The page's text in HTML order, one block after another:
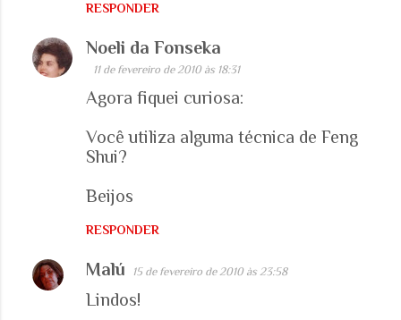
r
i
RESPONDER
Noeli da Fonseka
11 de fevereiro de 2010 às 18:31
Agora fiquei curiosa:
Você utiliza alguma técnica de Feng
Shui?
Beijos
RESPONDER
Malú 15 de fevereiro de 2010 às 23:58
Lindos!